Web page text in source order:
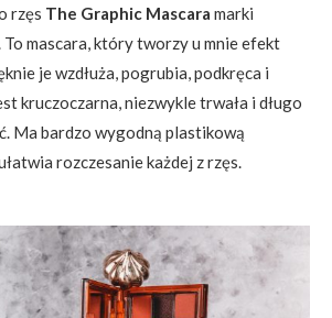
rzęs The Graphic Mascara marki
To mascara, który tworzy u mnie efekt
je wzdłuża, pogrubia, podkręca i
kruczoczarna, niezwykle trwała i długo
Ma bardzo wygodną plastikową
rozczesanie każdej z rzęs.